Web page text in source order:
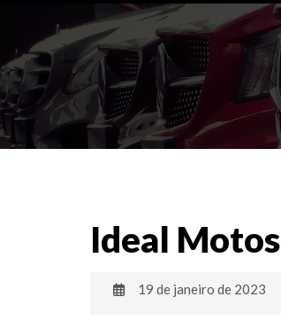
Ideal Motos
19 de janeiro de 2023